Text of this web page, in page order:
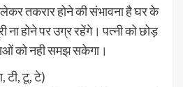
तकरार होने की संभावना है घर के
ना होने पर उग्र रहेंगे। पत्नी को छोड़
को नही समझ सकेगा।
टी, टू, टे)